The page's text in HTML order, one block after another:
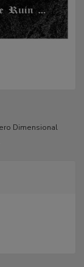
Dimensional